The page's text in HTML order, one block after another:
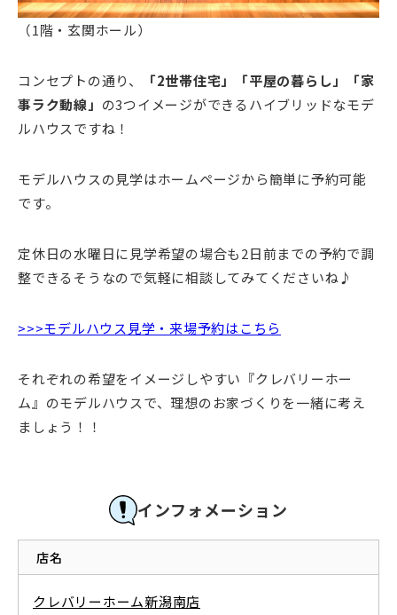
（1階・玄関ホール）
コンセプトの通り、
「2世帯住宅」「平屋の暮らし」「家
事ラク動線」 の3つイメージができるハイブリッドなモデ
ルハウスですね！
モデルハウスの見学はホームページから簡単に予約可能
です。
定休日の水曜日に見学希望の場合も2日前までの予約で調
整できるそうなので気軽に相談してみてくださいね♪
>>>モデルハウス見学・来場予約はこちら
それぞれの希望をイメージしやすい『クレバリーホー
ム』のモデルハウスで、理想のお家づくりを一緒に考え
ましょう！！
インフォメーション
店名
クレバリーホーム新潟南店